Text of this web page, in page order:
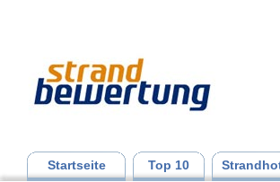
Startseite Top 10